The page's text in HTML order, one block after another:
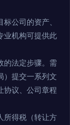
标公司的资产、
业机构可提供此
的法定步骤。需
）提交一系列文
协议、公司章程
所得税（转让方